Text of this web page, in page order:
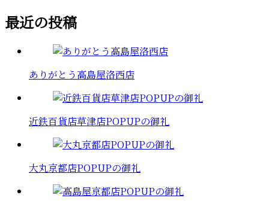
最近の投稿
ありがとう高島屋洛西店
近鉄百貨店草津店POPUPの御礼
大丸京都店POPUPの御礼